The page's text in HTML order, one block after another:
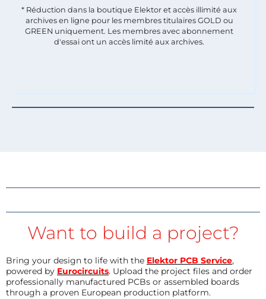
* Réduction dans la boutique Elektor et accès illimité aux
archives en ligne pour les membres titulaires GOLD ou
GREEN uniquement. Les membres avec abonnement
d'essai ont un accès limité aux archives.
Want to build a project?
Bring your design to life with the Elektor PCB Service,
powered by Eurocircuits. Upload the project files and order
professionally manufactured PCBs or assembled boards
through a proven European production platform.